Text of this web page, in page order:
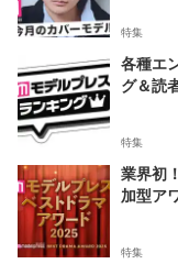
特集
各種エ
グ＆読
特集
業界初
加型ア
特集